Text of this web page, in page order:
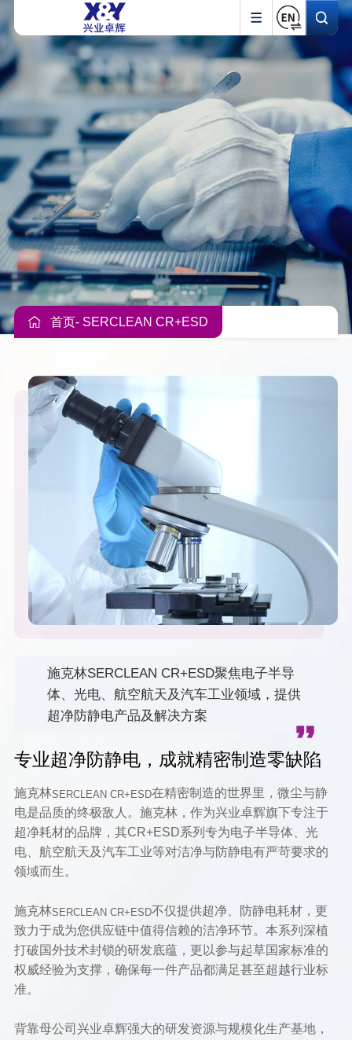
首页- SERCLEAN CR+ESD
施克林SERCLEAN CR+ESD聚焦电子半导
体、光电、航空航天及汽车工业领域，提供
超净防静电产品及解决方案
专业超净防静电，成就精密制造零缺陷
施克林SERCLEAN CR+ESD在精密制造的世界里，微尘与静
电是品质的终极敌人。施克林，作为兴业卓辉旗下专注于
超净耗材的品牌，其CR+ESD系列专为电子半导体、光
电、航空航天及汽车工业等对洁净与防静电有严苛要求的
领域而生。
施克林SERCLEAN CR+ESD不仅提供超净、防静电耗材，更
致力于成为您供应链中值得信赖的洁净环节。本系列深植
打破国外技术封锁的研发底蕴，更以参与起草国家标准的
权威经验为支撑，确保每一件产品都满足甚至超越行业标
准。
背靠母公司兴业卓辉强大的研发资源与规模化生产基地，